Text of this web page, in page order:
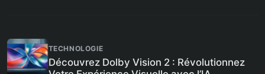
TECHNOLOGIE
Découvrez Dolby Vision 2 : Révolutionnez